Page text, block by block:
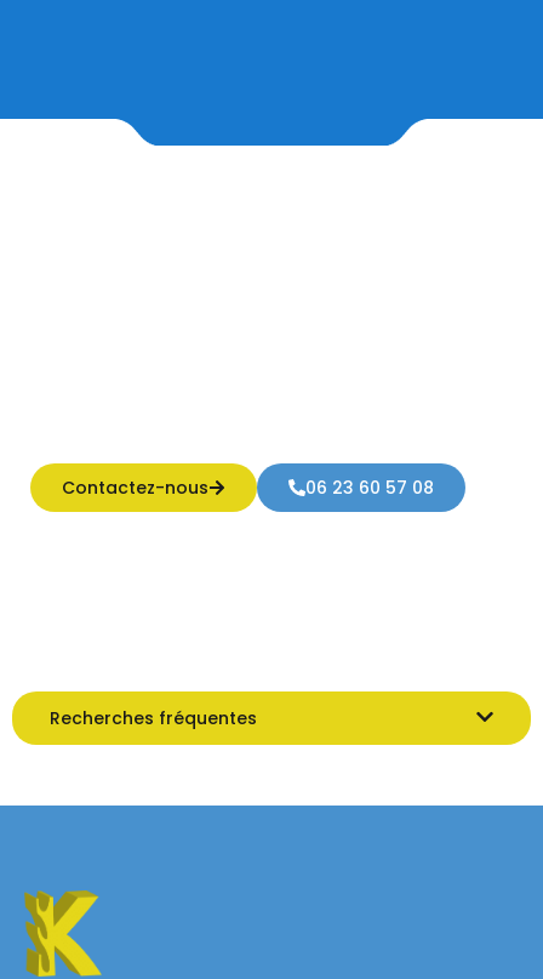
Contactez-nous 06 23 60 57 08
Recherches fréquentes